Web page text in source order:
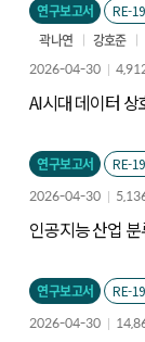
연구보고서 RE-
곽나연 강호준
2026-04-30
연구보고서 RE-
2026-04-30
인공지능 산업
연구보고서 RE-
2026-04-30